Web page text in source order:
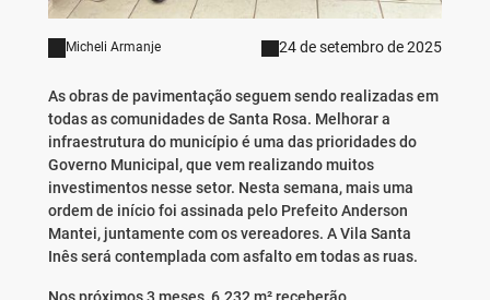
Micheli Armanje 24 de setembro de 2025
As obras de pavimentação seguem sendo realizadas em
todas as comunidades de Santa Rosa. Melhorar a
infraestrutura do município é uma das prioridades do
Governo Municipal, que vem realizando muitos
investimentos nesse setor. Nesta semana, mais uma
ordem de início foi assinada pelo Prefeito Anderson
Mantei, juntamente com os vereadores. A Vila Santa
Inês será contemplada com asfalto em todas as ruas.